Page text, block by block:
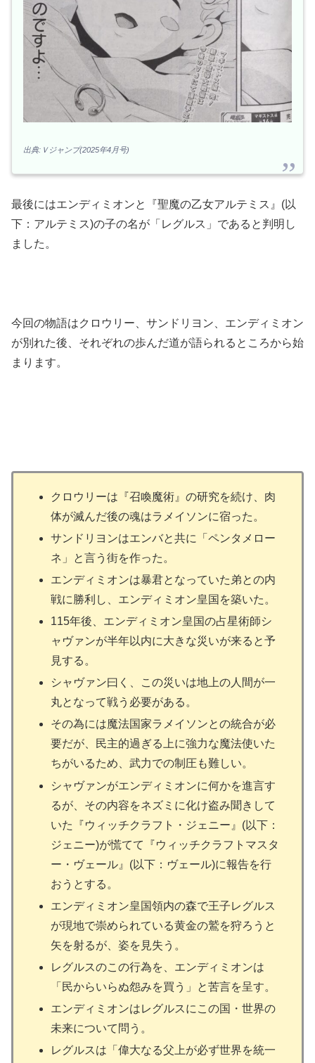
出典:Ｖジャンプ(2025年4月号)
最後にはエンディミオンと『聖魔の乙女アルテミス』(以
下：アルテミス)の子の名が「レグルス」であると判明し
ました。
今回の物語はクロウリー、サンドリヨン、エンディミオン
が別れた後、それぞれの歩んだ道が語られるところから始
まります。
クロウリーは『召喚魔術』の研究を続け、肉
体が滅んだ後の魂はラメイソンに宿った。
サンドリヨンはエンバと共に「ペンタメロー
ネ」と言う街を作った。
エンディミオンは暴君となっていた弟との内
戦に勝利し、エンディミオン皇国を築いた。
115年後、エンディミオン皇国の占星術師シ
ャヴァンが半年以内に大きな災いが来ると予
見する。
シャヴァン曰く、この災いは地上の人間が一
丸となって戦う必要がある。
その為には魔法国家ラメイソンとの統合が必
要だが、民主的過ぎる上に強力な魔法使いた
ちがいるため、武力での制圧も難しい。
シャヴァンがエンディミオンに何かを進言す
るが、その内容をネズミに化け盗み聞きして
いた『ウィッチクラフト・ジェニー』(以下：
ジェニー)が慌てて『ウィッチクラフトマスタ
ー・ヴェール』(以下：ヴェール)に報告を行
おうとする。
エンディミオン皇国領内の森で王子レグルス
が現地で崇められている黄金の鷲を狩ろうと
矢を射るが、姿を見失う。
レグルスのこの行為を、エンディミオンは
「民からいらぬ怨みを買う」と苦言を呈す。
エンディミオンはレグルスにこの国・世界の
未来について問う。
レグルスは「偉大なる父上が必ず世界を統一